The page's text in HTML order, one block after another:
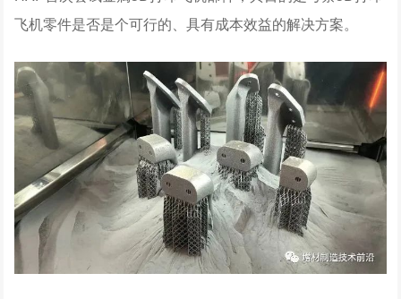
飞机零件是否是个可行的、具有成本效益的解决方案。